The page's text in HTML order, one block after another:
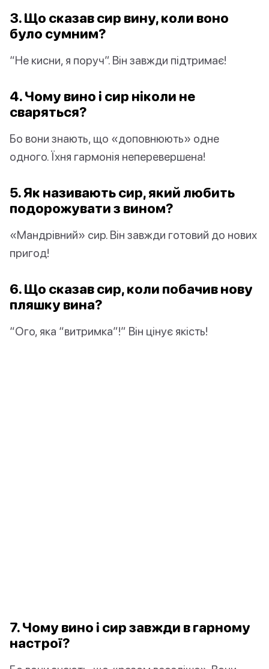
3. Що сказав сир вину, коли воно
було сумним?
“Не кисни, я поруч”. Він завжди підтримає!
4. Чому вино і сир ніколи не
сваряться?
Бо вони знають, що «доповнюють» одне
одного. Їхня гармонія неперевершена!
5. Як називають сир, який любить
подорожувати з вином?
«Мандрівний» сир. Він завжди готовий до нових
пригод!
6. Що сказав сир, коли побачив нову
пляшку вина?
“Ого, яка “витримка”!” Він цінує якість!
7. Чому вино і сир завжди в гарному
настрої?